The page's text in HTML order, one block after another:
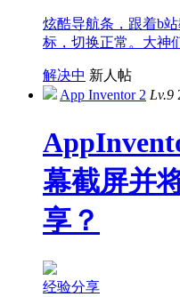
炫酷导航条，跟着b
标，切换正常。大神
解决中 新人帖
App Inventor 2 Lv.9
幕截屏并
享？
经验分享